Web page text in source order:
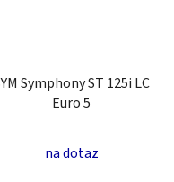
Symphony ST 125i LC
Euro 5
na dotaz